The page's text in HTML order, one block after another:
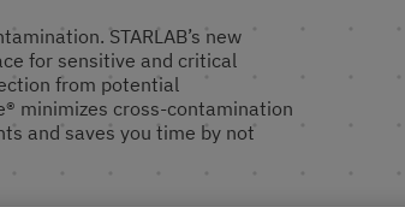
STARLAB’s new
for sensitive and critical
from potential
minimizes cross-contamination
and saves you time by not